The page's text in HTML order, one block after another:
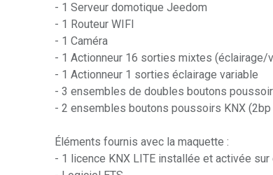
- 1 Serveur domotique Jeedom
- 1 Routeur WIFI
- 1 Caméra
- 1 Actionneur 16 sorties mixtes (éclairage/
- 1 Actionneur 1 sorties éclairage variable
- 3 ensembles de doubles boutons
- 2 ensembles boutons poussoirs KNX
Éléments fournis avec la maquette :
- 1 licence KNX LITE installée et activée sur